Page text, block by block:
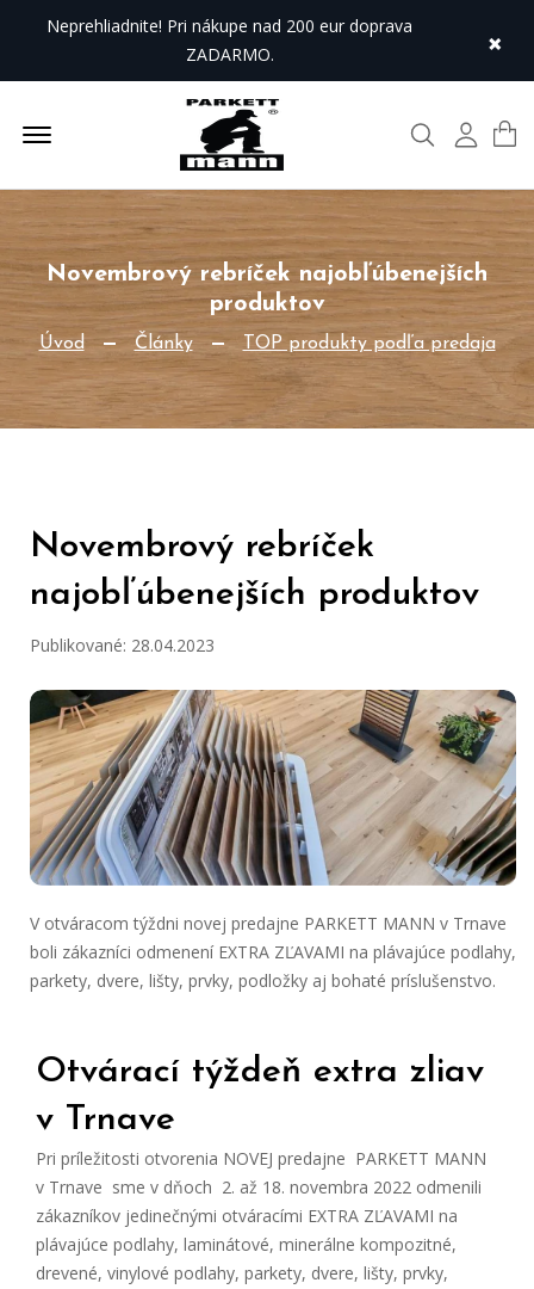
Neprehliadnite! Pri nákupe nad 200 eur doprava
ZADARMO.
×
Offcanvas Menu Open Hľadať Môj
Novembrový rebríček najobľúbenejších
produktov
Úvod Články TOP produkty podľa predaja
Novembrový rebríček
najobľúbenejších produktov
Publikované: 28.04.2023
V otváracom týždni novej predajne PARKETT MANN v Trnave
boli zákazníci odmenení EXTRA ZĽAVAMI na plávajúce podlahy,
parkety, dvere, lišty, prvky, podložky aj bohaté príslušenstvo.
Otvárací týždeň extra zliav
v Trnave
Pri príležitosti otvorenia NOVEJ predajne PARKETT MANN
v Trnave sme v dňoch 2. až 18. novembra 2022 odmenili
zákazníkov jedinečnými otváracími EXTRA ZĽAVAMI na
plávajúce podlahy, laminátové, minerálne kompozitné,
drevené, vinylové podlahy, parkety, dvere, lišty, prvky,